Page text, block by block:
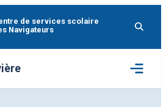
de services scolaire
Navigateurs
Ouvrir
le
menu